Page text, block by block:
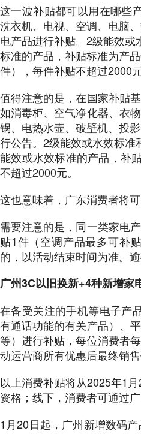
这一波补贴都可以用在哪些
洗衣机、电视、空调、电脑
电产品进行补贴。2级能效
标准的产品，补贴标准为产
件），每件补贴不超过2000元
值得注意的是，在国家补贴
如消毒柜、空气净化器、衣
锅、电热水壶、破壁机、投
行公告。2级能效或水效标
能效或水效标准的产品，补
不超过2000元。
这也意味着，广东消费者将
需要注意的是，同一类家电
贴1件（空调产品最多可补
的，以活动结束时间为准。
广州3C以旧换新+4种新增家
在备受关注的手机等电子产
有通话功能的有关产品）、
等）进行补贴，每位消费者
动运营商所有优惠后最终销
以上消费补贴将从2025年1
资格；线下，消费者可通过
1月20日起，广州新增数码